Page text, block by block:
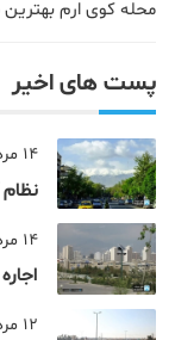
محله کوی ارم
پست های اخیر
14 مرداد 1405
14 مرداد 1405
اجاره
12 مرداد 1405